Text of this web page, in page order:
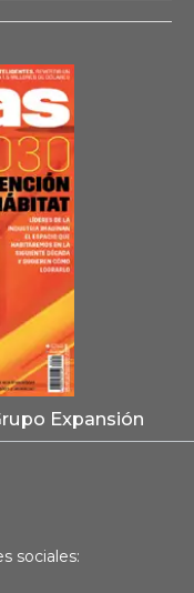
Expansión
sociales: